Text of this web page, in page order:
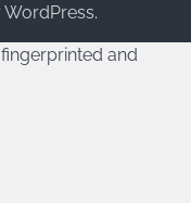
WordPress.
and